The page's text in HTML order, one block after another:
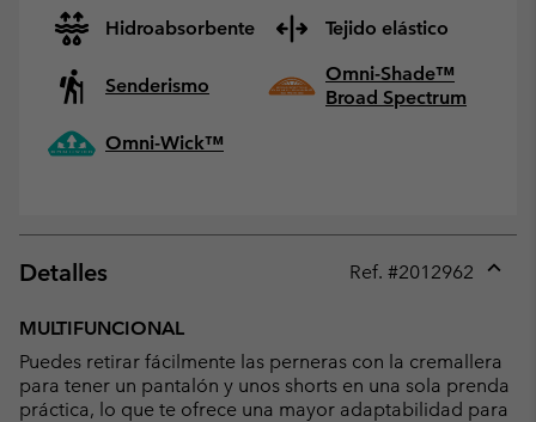
Hidroabsorbente Tejido elástico
Senderismo
Omni-Shade™
Broad Spectrum
Omni-Wick™
Detalles Ref. #2012962
MULTIFUNCIONAL
Puedes retirar fácilmente las perneras con la cremallera
para tener un pantalón y unos shorts en una sola prenda
práctica, lo que te ofrece una mayor adaptabilidad para